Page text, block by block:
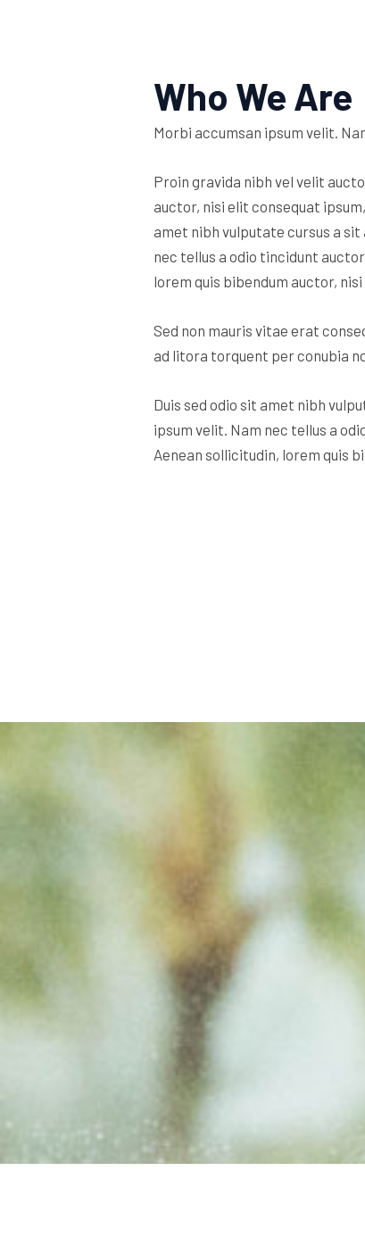
Who We Are
Morbi accumsan ipsum velit.
Proin gravida nibh vel velit
auctor, nisi elit consequat
amet nibh vulputate cursus a
nec tellus a odio tincidunt auctor.
lorem quis bibendum auctor,
Sed non mauris vitae erat
ad litora torquent per conubia
Duis sed odio sit amet nibh
ipsum velit. Nam nec tellus a
Aenean sollicitudin, lorem quis